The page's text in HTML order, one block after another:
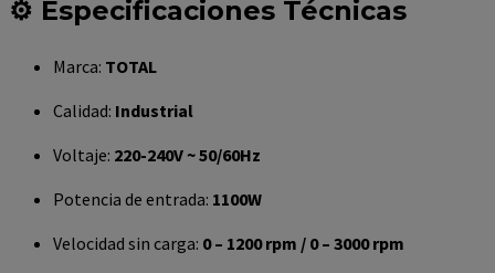
⚙️ Especificaciones Técnicas
Marca: TOTAL
Calidad: Industrial
Voltaje: 220-240V ~ 50/60Hz
Potencia de entrada: 1100W
Velocidad sin carga: 0 – 1200 rpm / 0 – 3000 rpm